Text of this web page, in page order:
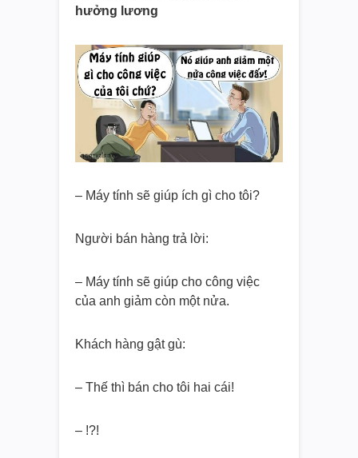
hưởng lương
– Máy tính sẽ giúp ích gì cho tôi?
Người bán hàng trả lời:
– Máy tính sẽ giúp cho công việc
của anh giảm còn một nửa.
Khách hàng gật gù:
– Thế thì bán cho tôi hai cái!
– !?!